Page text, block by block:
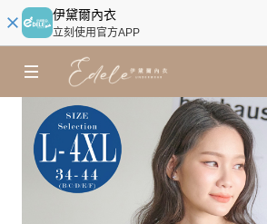
伊黛爾內衣
立刻使用官方APP